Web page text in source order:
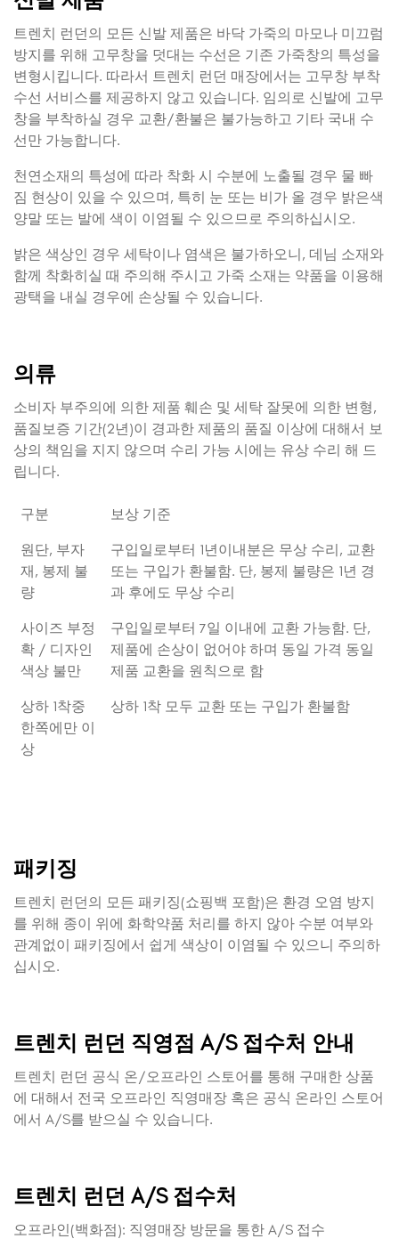
트렌치 런던의 모든 신발 제품은 바닥 가죽의 마모나 미끄럼
방지를 위해 고무창을 덧대는 수선은 기존 가죽창의 특성을
변형시킵니다. 따라서 트렌치 런던 매장에서는 고무창 부착
수선 서비스를 제공하지 않고 있습니다. 임의로 신발에 고무
창을 부착하실 경우 교환/환불은 불가능하고 기타 국내 수
선만 가능합니다.
천연소재의 특성에 따라 착화 시 수분에 노출될 경우 물 빠
짐 현상이 있을 수 있으며, 특히 눈 또는 비가 올 경우 밝은색
양말 또는 발에 색이 이염될 수 있으므로 주의하십시오.
밝은 색상인 경우 세탁이나 염색은 불가하오니, 데님 소재와
함께 착화히실 때 주의해 주시고 가죽 소재는 약품을 이용해
광택을 내실 경우에 손상될 수 있습니다.
의류
소비자 부주의에 의한 제품 훼손 및 세탁 잘못에 의한 변형,
품질보증 기간(2년)이 경과한 제품의 품질 이상에 대해서 보
상의 책임을 지지 않으며 수리 가능 시에는 유상 수리 해 드
립니다.
구분 보상 기준
원단, 부자
재, 봉제 불
량
구입일로부터 1년이내분은 무상 수리, 교환
또는 구입가 환불함. 단, 봉제 불량은 1년 경
과 후에도 무상 수리
사이즈 부정
확 / 디자인
색상 불만
구입일로부터 7일 이내에 교환 가능함. 단,
제품에 손상이 없어야 하며 동일 가격 동일
제품 교환을 원칙으로 함
상하 1착중
한쪽에만 이
상
상하 1착 모두 교환 또는 구입가 환불함
패키징
트렌치 런던의 모든 패키징(쇼핑백 포함)은 환경 오염 방지
를 위해 종이 위에 화학약품 처리를 하지 않아 수분 여부와
관계없이 패키징에서 쉽게 색상이 이염될 수 있으니 주의하
십시오.
트렌치 런던 직영점 A/S 접수처 안내
트렌치 런던 공식 온/오프라인 스토어를 통해 구매한 상품
에 대해서 전국 오프라인 직영매장 혹은 공식 온라인 스토어
에서 A/S를 받으실 수 있습니다.
트렌치 런던 A/S 접수처
오프라인(백화점): 직영매장 방문을 통한 A/S 접수